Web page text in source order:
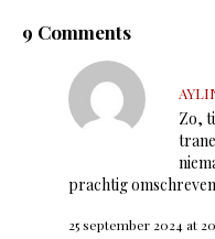
9 Comments
Zo,
prachtig
25 september 2024 at